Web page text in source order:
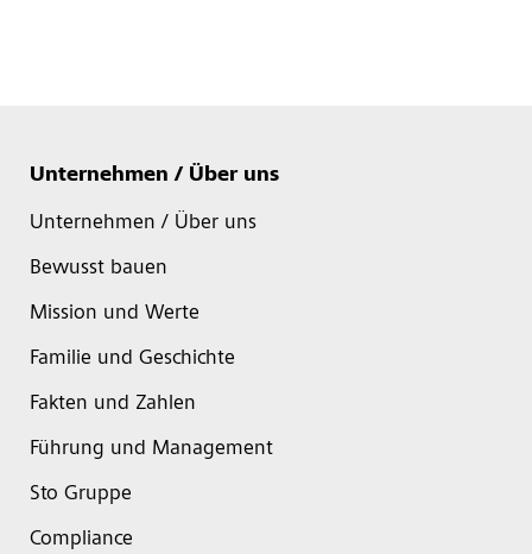
Unternehmen / Über uns
Unternehmen / Über uns
Bewusst bauen
Mission und Werte
Familie und Geschichte
Fakten und Zahlen
Führung und Management
Sto Gruppe
Compliance